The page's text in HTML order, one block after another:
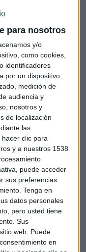
para nosotros
y/o
como cookies,
identificadores
por un dispositivo
medición de
audiencia y
nosotros y
de localización
las
clic para
y a nuestros 1538
puede acceder
sus preferencias
Tenga en
datos personales
pero usted tiene
Sus
web. Puede
en
hoy que
mientras "se
la sociedad"
a la que se
accionista de
social, estaba
sale de la bolsa
finalizó una opa
volvía al parqué y
KKR se convertía
acciones de
hasta el
pizzas de la bolsa
al menos el 90%
recoge la